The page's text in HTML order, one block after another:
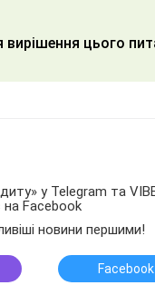
цього
у Telegram та
на Facebook
новини першими!
Facebook